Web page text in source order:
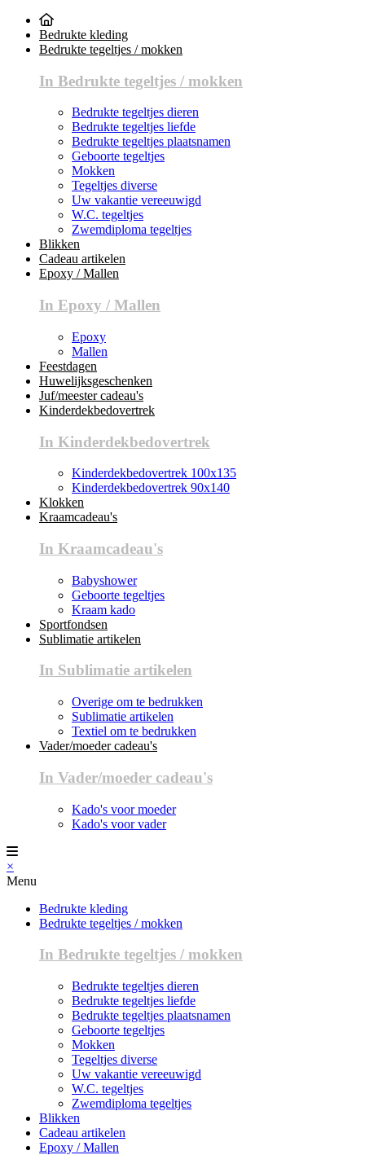
Bedrukte kleding
Bedrukte tegeltjes / mokken
In Bedrukte tegeltjes / mokken
Bedrukte tegeltjes dieren
Bedrukte tegeltjes liefde
Bedrukte tegeltjes plaatsnamen
Geboorte tegeltjes
Mokken
Tegeltjes diverse
Uw vakantie vereeuwigd
W.C. tegeltjes
Zwemdiploma tegeltjes
Blikken
Cadeau artikelen
Epoxy / Mallen
In Epoxy / Mallen
Epoxy
Mallen
Feestdagen
Huwelijksgeschenken
Juf/meester cadeau's
Kinderdekbedovertrek
In Kinderdekbedovertrek
Kinderdekbedovertrek 100x135
Kinderdekbedovertrek 90x140
Klokken
Kraamcadeau's
In Kraamcadeau's
Babyshower
Geboorte tegeltjes
Kraam kado
Sportfondsen
Sublimatie artikelen
In Sublimatie artikelen
Overige om te bedrukken
Sublimatie artikelen
Textiel om te bedrukken
Vader/moeder cadeau's
In Vader/moeder cadeau's
Kado's voor moeder
Kado's voor vader
×
Menu
Bedrukte kleding
Bedrukte tegeltjes / mokken
In Bedrukte tegeltjes / mokken
Bedrukte tegeltjes dieren
Bedrukte tegeltjes liefde
Bedrukte tegeltjes plaatsnamen
Geboorte tegeltjes
Mokken
Tegeltjes diverse
Uw vakantie vereeuwigd
W.C. tegeltjes
Zwemdiploma tegeltjes
Blikken
Cadeau artikelen
Epoxy / Mallen